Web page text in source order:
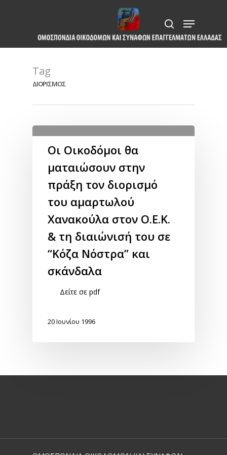
content
search
Menu
Tag
ΔΙΟΡΙΣΜΟΣ
Οι Οικοδόμοι θα
ματαιώσουν στην
πράξη τον διορισμό
του αμαρτωλού
Χανακούλα στον Ο.Ε.Κ.
& τη διαιώνισή του σε
“Κόζα Νόστρα” και
σκάνδαλα
Δείτε σε pdf
20 Ιουνίου 1996